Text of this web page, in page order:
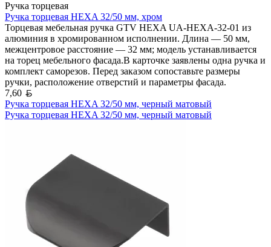
Ручка торцевая
Ручка торцевая HEXA 32/50 мм, хром
Торцевая мебельная ручка GTV HEXA UA-HEXA-32-01 из
алюминия в хромированном исполнении. Длина — 50 мм,
межцентровое расстояние — 32 мм; модель устанавливается
на торец мебельного фасада.В карточке заявлены одна ручка и
комплект саморезов. Перед заказом сопоставьте размеры
ручки, расположение отверстий и параметры фасада.
7,60
Ручка торцевая HEXA 32/50 мм, черный матовый
Ручка торцевая HEXA 32/50 мм, черный матовый